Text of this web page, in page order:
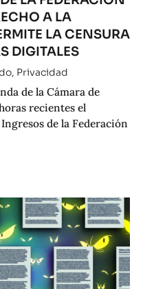
A LA
LA CENSURA
DIGITALES
, Privacidad
de la Cámara de
recientes el
de la Federación